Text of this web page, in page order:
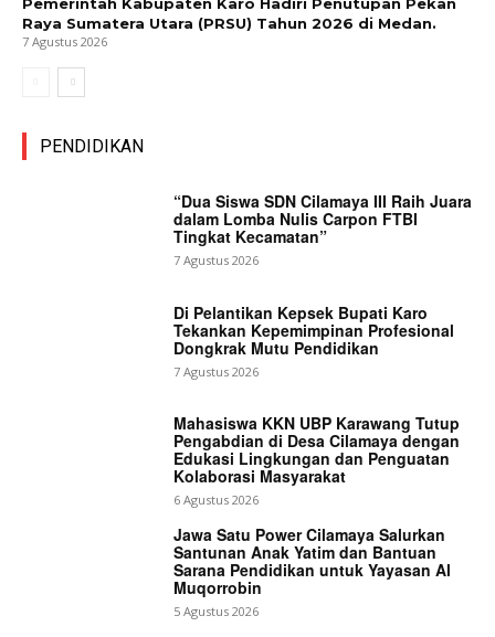
Raya Sumatera Utara (PRSU) Tahun 2026 di Medan.
7 Agustus 2026
PENDIDIKAN
“Dua Siswa SDN Cilamaya III Raih Juara
dalam Lomba Nulis Carpon FTBI
Tingkat Kecamatan”
7 Agustus 2026
Di Pelantikan Kepsek Bupati Karo
Tekankan Kepemimpinan Profesional
Dongkrak Mutu Pendidikan
7 Agustus 2026
Mahasiswa KKN UBP Karawang Tutup
Pengabdian di Desa Cilamaya dengan
Edukasi Lingkungan dan Penguatan
Kolaborasi Masyarakat
6 Agustus 2026
Jawa Satu Power Cilamaya Salurkan
Santunan Anak Yatim dan Bantuan
Sarana Pendidikan untuk Yayasan Al
Muqorrobin
5 Agustus 2026